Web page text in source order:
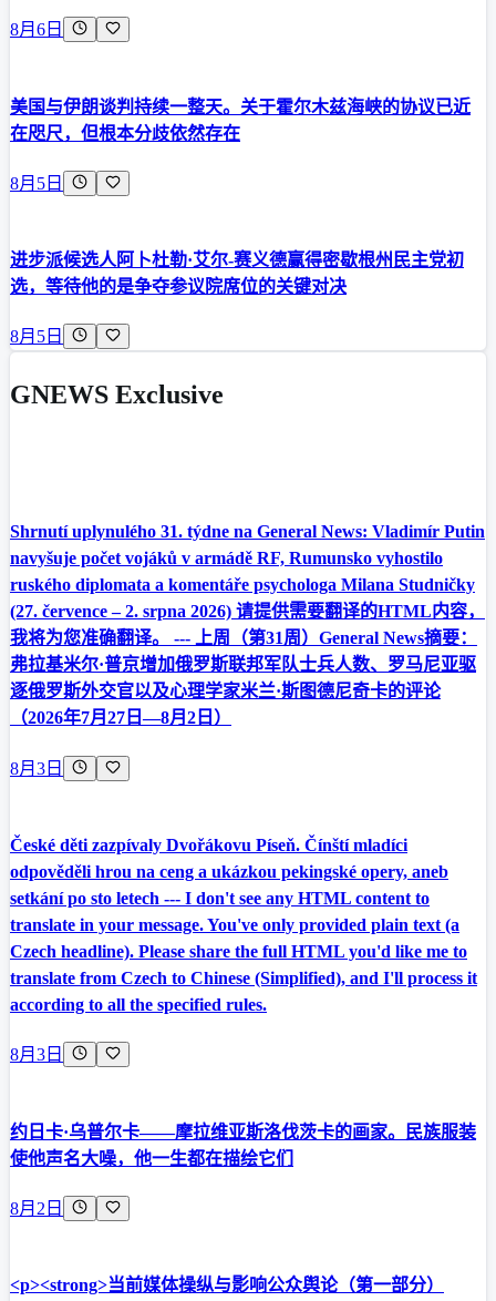
8月6日
美国与伊朗谈判持续一整天。关于霍尔木兹海峡的协议已近
在咫尺，但根本分歧依然存在
8月5日
进步派候选人阿卜杜勒·艾尔-赛义德赢得密歇根州民主党初
选，等待他的是争夺参议院席位的关键对决
8月5日
GNEWS Exclusive
Shrnutí uplynulého 31. týdne na General News: Vladimír Putin
navyšuje počet vojáků v armádě RF, Rumunsko vyhostilo
ruského diplomata a komentáře psychologa Milana Studničky
(27. července – 2. srpna 2026) 请提供需要翻译的HTML内容，
我将为您准确翻译。 --- 上周（第31周）General News摘要：
弗拉基米尔·普京增加俄罗斯联邦军队士兵人数、罗马尼亚驱
逐俄罗斯外交官以及心理学家米兰·斯图德尼奇卡的评论
（2026年7月27日—8月2日）
8月3日
České děti zazpívaly Dvořákovu Píseň. Čínští mladíci
odpověděli hrou na ceng a ukázkou pekingské opery, aneb
setkání po sto letech --- I don't see any HTML content to
translate in your message. You've only provided plain text (a
Czech headline). Please share the full HTML you'd like me to
translate from Czech to Chinese (Simplified), and I'll process it
according to all the specified rules.
8月3日
约日卡·乌普尔卡——摩拉维亚斯洛伐茨卡的画家。民族服装
使他声名大噪，他一生都在描绘它们
8月2日
<p><strong>当前媒体操纵与影响公众舆论（第一部分）